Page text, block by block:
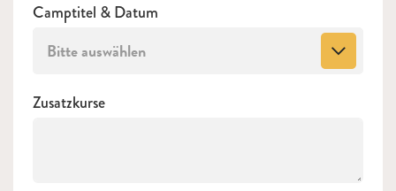
Camptitel & Datum
Bitte auswählen
Zusatzkurse